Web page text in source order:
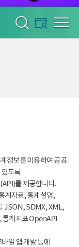
정보를 이용하여 공공
도록
를 제공합니다.
계자료, 통계설명,
JSON, SDMX, XML,
통계지표 OpenAPI
일 앱 개발 등에